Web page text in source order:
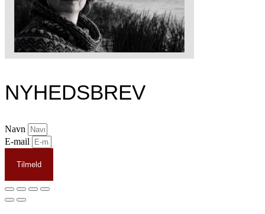
NYHEDSBREV
Navn
E-mail
Tilmeld